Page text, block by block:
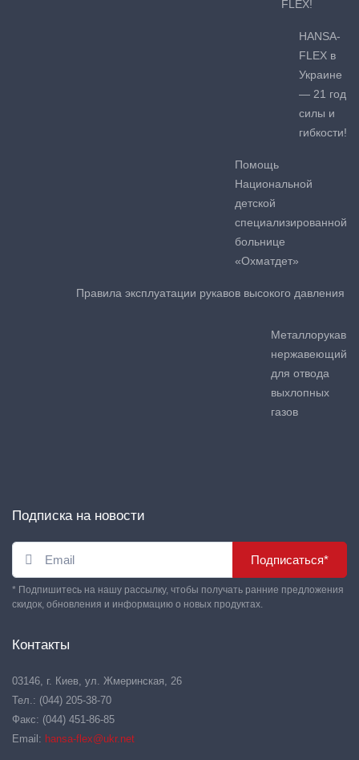
FLEX!
HANSA-
FLEX в
Украине
— 21 год
силы и
гибкости!
Помощь
Национальной
детской
специализированной
больнице
«Охматдет»
Правила эксплуатации рукавов высокого давления
Металлорукав
нержавеющий
для отвода
выхлопных
газов
Подписка на новости
Подписаться*
* Подпишитесь на нашу рассылку, чтобы получать ранние предложения
скидок, обновления и информацию о новых продуктах.
Контакты
03146, г. Киев, ул. Жмеринская, 26
Тел.: (044) 205-38-70
Факс: (044) 451-86-85
Email: hansa-flex@ukr.net